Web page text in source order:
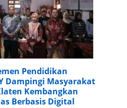
Pendidikan
Dampingi Masyarakat
Kembangkan
Berbasis Digital